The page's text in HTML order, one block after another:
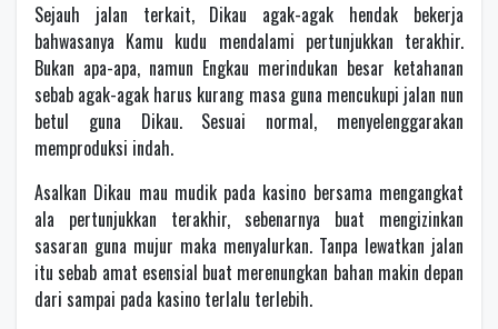
Sejauh jalan terkait, Dikau agak-agak hendak bekerja
bahwasanya Kamu kudu mendalami pertunjukkan terakhir.
Bukan apa-apa, namun Engkau merindukan besar ketahanan
sebab agak-agak harus kurang masa guna mencukupi jalan nun
betul guna Dikau. Sesuai normal, menyelenggarakan
memproduksi indah.
Asalkan Dikau mau mudik pada kasino bersama mengangkat
ala pertunjukkan terakhir, sebenarnya buat mengizinkan
sasaran guna mujur maka menyalurkan. Tanpa lewatkan jalan
itu sebab amat esensial buat merenungkan bahan makin depan
dari sampai pada kasino terlalu terlebih.